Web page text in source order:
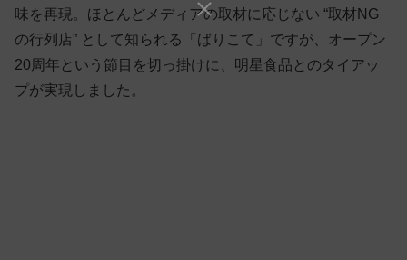
味を再現。ほとんどメディアの取材に応じない “取材NG
の行列店” として知られる「ばりこて」ですが、オープン
20周年という節目を切っ掛けに、明星食品とのタイアッ
プが実現しました。